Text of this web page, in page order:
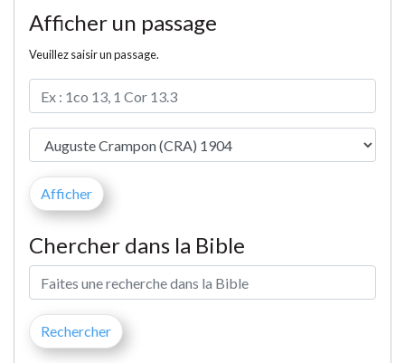
Afficher un passage
Veuillez saisir un passage.
Chercher dans la Bible